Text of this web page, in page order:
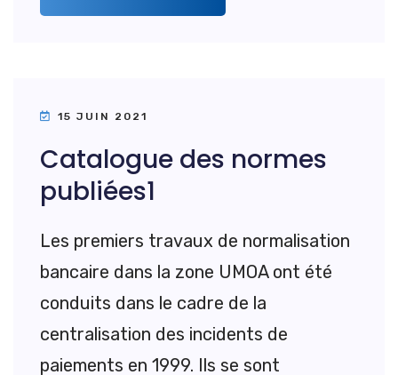
15 JUIN 2021
Catalogue des normes
publiées1
Les premiers travaux de normalisation
bancaire dans la zone UMOA ont été
conduits dans le cadre de la
centralisation des incidents de
paiements en 1999. Ils se sont